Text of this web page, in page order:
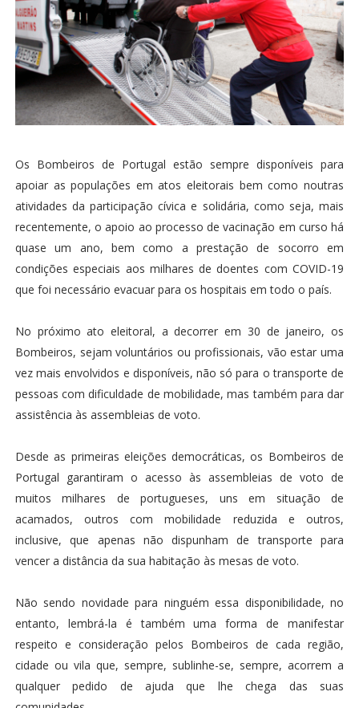
Os Bombeiros de Portugal estão sempre disponíveis para
apoiar as populações em atos eleitorais bem como noutras
atividades da participação cívica e solidária, como seja, mais
recentemente, o apoio ao processo de vacinação em curso há
quase um ano, bem como a prestação de socorro em
condições especiais aos milhares de doentes com COVID-19
que foi necessário evacuar para os hospitais em todo o país.
No próximo ato eleitoral, a decorrer em 30 de janeiro, os
Bombeiros, sejam voluntários ou profissionais, vão estar uma
vez mais envolvidos e disponíveis, não só para o transporte de
pessoas com dificuldade de mobilidade, mas também para dar
assistência às assembleias de voto.
Desde as primeiras eleições democráticas, os Bombeiros de
Portugal garantiram o acesso às assembleias de voto de
muitos milhares de portugueses, uns em situação de
acamados, outros com mobilidade reduzida e outros,
inclusive, que apenas não dispunham de transporte para
vencer a distância da sua habitação às mesas de voto.
Não sendo novidade para ninguém essa disponibilidade, no
entanto, lembrá-la é também uma forma de manifestar
respeito e consideração pelos Bombeiros de cada região,
cidade ou vila que, sempre, sublinhe-se, sempre, acorrem a
qualquer pedido de ajuda que lhe chega das suas